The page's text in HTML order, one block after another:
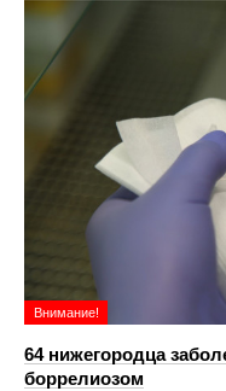
Внимание!
64 нижегородца
боррелиозом